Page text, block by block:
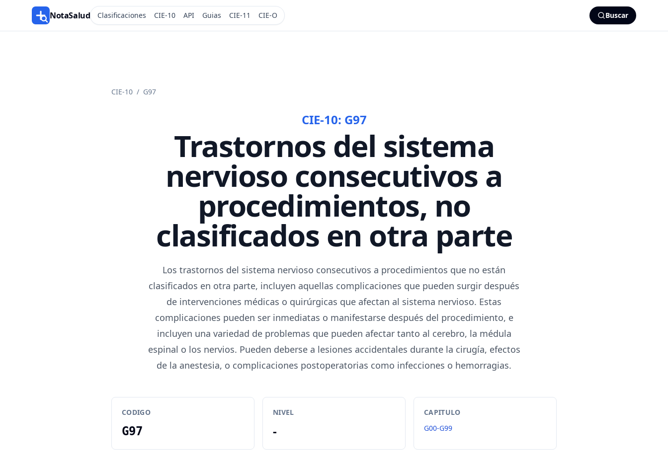
NotaSalud Clasificaciones CIE-10 API Guias CIE-11 CIE-O Buscar
CIE-10 / G97
CIE-10: G97
Trastornos del sistema
nervioso consecutivos a
procedimientos, no
clasificados en otra parte
Los trastornos del sistema nervioso consecutivos a procedimientos que no están
clasificados en otra parte, incluyen aquellas complicaciones que pueden surgir después
de intervenciones médicas o quirúrgicas que afectan al sistema nervioso. Estas
complicaciones pueden ser inmediatas o manifestarse después del procedimiento, e
incluyen una variedad de problemas que pueden afectar tanto al cerebro, la médula
espinal o los nervios. Pueden deberse a lesiones accidentales durante la cirugía, efectos
de la anestesia, o complicaciones postoperatorias como infecciones o hemorragias.
CODIGO
G97
NIVEL
-
CAPITULO
G00-G99